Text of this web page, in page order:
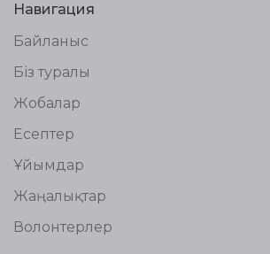
Навигация
Байланыс
Біз туралы
Жобалар
Есептер
Ұйымдар
Жаңалықтар
Волонтерлер